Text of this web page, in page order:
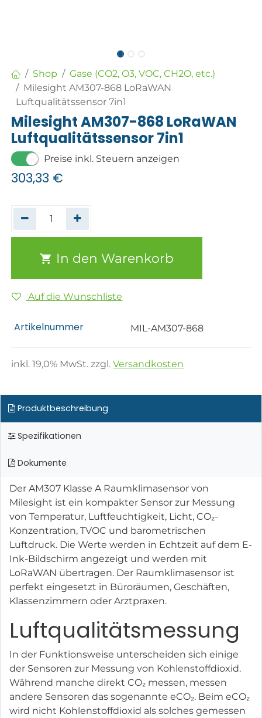
Shop
Gase (CO2, O3, VOC, CH2O, etc.)
Milesight AM307-868 LoRaWAN
Luftqualitätssensor 7in1
Milesight AM307-868 LoRaWAN
Luftqualitätssensor 7in1
Preise inkl. Steuern anzeigen
303,33 €
In den Warenkorb
Auf die Wunschliste
Artikelnummer MIL-AM307-868
inkl.19,0% MwSt. zzgl.Versandkosten
Produktbeschreibung
Spezifikationen
Dokumente
Der AM307 Klasse A Raumklimasensor von
Milesight ist ein kompakter Sensor zur Messung
von Temperatur, Luftfeuchtigkeit, Licht, CO₂-
Konzentration, TVOC und barometrischen
Luftdruck. Die Werte werden in Echtzeit auf dem E-
Ink-Bildschirm angezeigt und werden mit
LoRaWAN übertragen. Der Raumklimasensor ist
perfekt eingesetzt in Büroräumen, Geschäften,
Klassenzimmern oder Arztpraxen.
Luftqualitätsmessung
In der Funktionsweise unterscheiden sich einige
der Sensoren zur Messung von Kohlenstoffdioxid.
Während manche direkt CO₂ messen, messen
andere Sensoren das sogenannte eCO₂. Beim eCO₂
wird nicht Kohlenstoffdioxid als solches gemessen